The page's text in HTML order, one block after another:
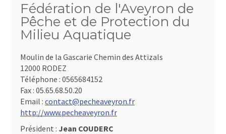
Fédération de l'Aveyron de
Pêche et de Protection du
Milieu Aquatique
Moulin de la Gascarie Chemin des Attizals
12000 RODEZ
Téléphone : 0565684152
Fax : 05.65.68.50.20
Email : contact@pecheaveyron.fr
http://www.pecheaveyron.fr
Président : Jean COUDERC